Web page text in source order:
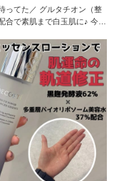
ってた／ グルタチオン（整
合で素肌まで白玉肌に♪ 今っ